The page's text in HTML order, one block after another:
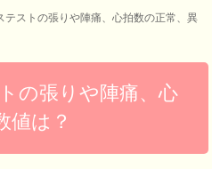
テストの張りや陣痛、心拍数の正常、異
の張りや陣痛、心
値は？